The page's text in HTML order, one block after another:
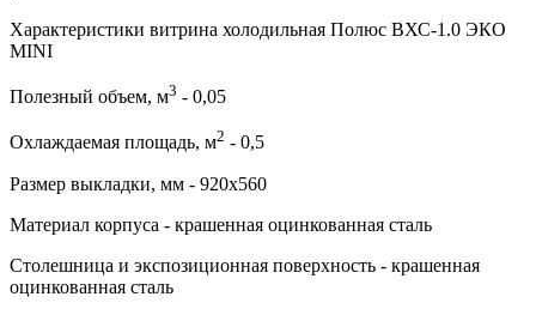
Характеристики витрина холодильная Полюс ВХС-1.0 ЭКО
MINI
Полезный объем, м3 - 0,05
Охлаждаемая площадь, м2 - 0,5
Размер выкладки, мм - 920х560
Материал корпуса - крашенная оцинкованная сталь
Столешница и экспозиционная поверхность - крашенная
оцинкованная сталь